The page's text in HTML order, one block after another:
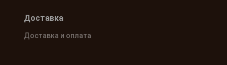
Доставка
Доставка и оплата